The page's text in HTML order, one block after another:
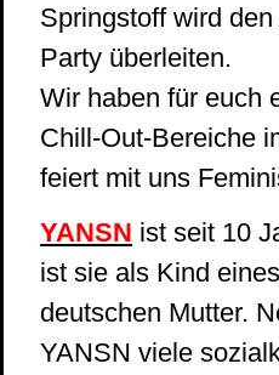
Springstoff wird
Party überleiten.
Wir haben für euch
Chill-Out-Bereiche
feiert mit uns
YANSN ist seit 10
ist sie als Kind
deutschen Mutter.
YANSN viele